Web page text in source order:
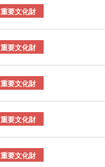
重要文化財
重要文化財
重要文化財
重要文化財
重要文化財